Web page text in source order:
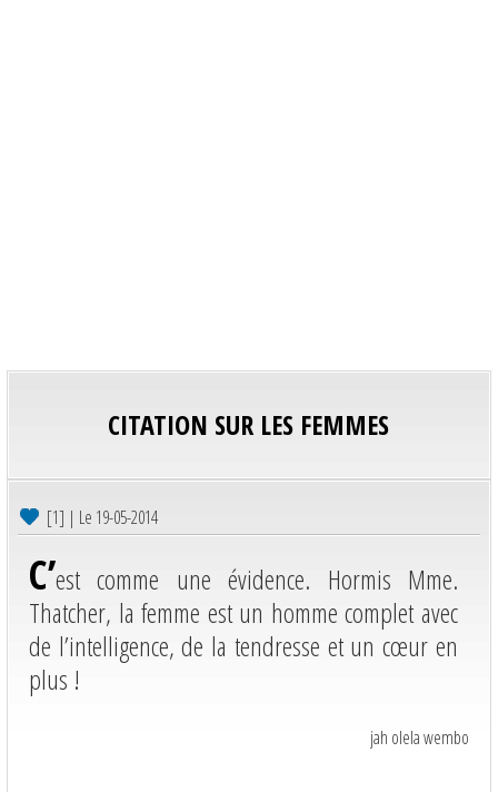
CITATION SUR LES FEMMES
[1] | Le 19-05-2014
C’est comme une évidence. Hormis Mme.
Thatcher, la femme est un homme complet avec
de l’intelligence, de la tendresse et un cœur en
plus !
jah olela wembo